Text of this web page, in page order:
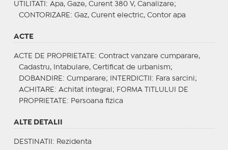
UTILITATI : Apa, Gaze, Curent 380 V, Canalizare;
CONTORIZARE : Gaz, Curent electric, Contor apa
ACTE
ACTE DE PROPRIETATE : Contract vanzare cumparare,
Cadastru, Intabulare, Certificat de urbanism;
DOBANDIRE : Cumparare; INTERDICTII : Fara sarcini;
ACHITARE : Achitat integral; FORMA TITLULUI DE
PROPRIETATE : Persoana fizica
ALTE DETALII
DESTINATII : Rezidenta